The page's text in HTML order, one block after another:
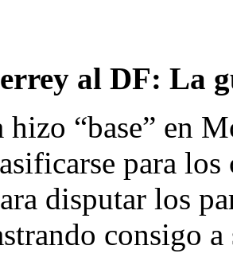
al DF: La
hizo “base” en
para
disputar los
consigo a